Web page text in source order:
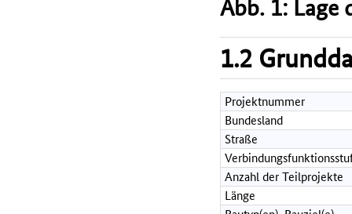
Abb. 1: Lage
1.2
Projektnummer
Bundesland
Straße
Anzahl der Teilprojekte
Länge